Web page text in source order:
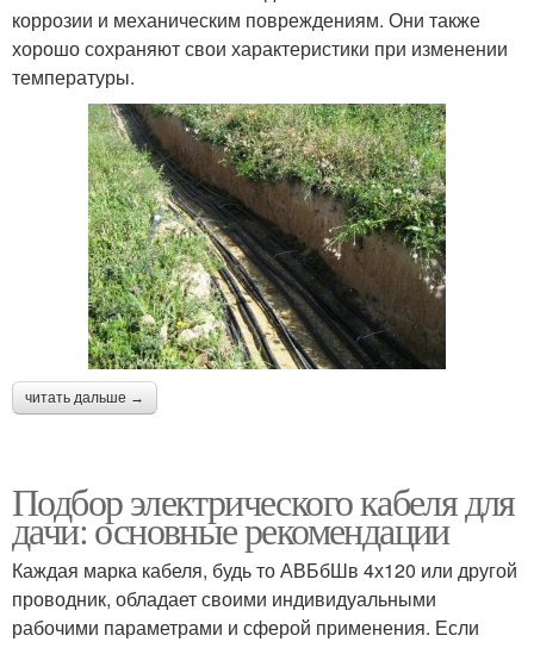
коррозии и механическим повреждениям. Они также
хорошо сохраняют свои характеристики при изменении
температуры.
читать дальше →
Подбор электрического кабеля для
дачи: основные рекомендации
Каждая марка кабеля, будь то АВБбШв 4х120 или другой
проводник, обладает своими индивидуальными
рабочими параметрами и сферой применения. Если